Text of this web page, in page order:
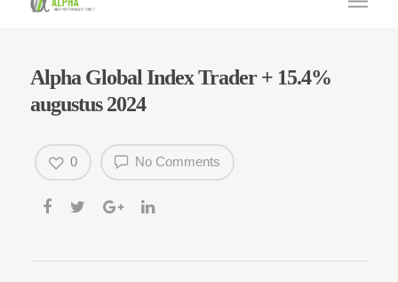
Alpha Global Index Trader + 15.4%
augustus 2024
No Comments
0